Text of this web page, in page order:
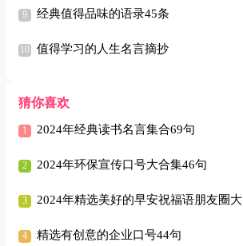
经典值得品味的语录45条
值得学习的人生名言摘抄
猜你喜欢
2024年经典读书名言集合69句
2024年环保宣传口号大合集46句
2024年精选美好的早安祝福语朋友圈大合集59句
精选有创意的企业口号44句